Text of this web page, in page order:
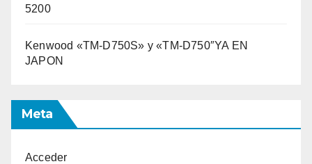
5200
Kenwood «TM-D750S» y «TM-D750″YA EN
JAPON
Meta
Acceder